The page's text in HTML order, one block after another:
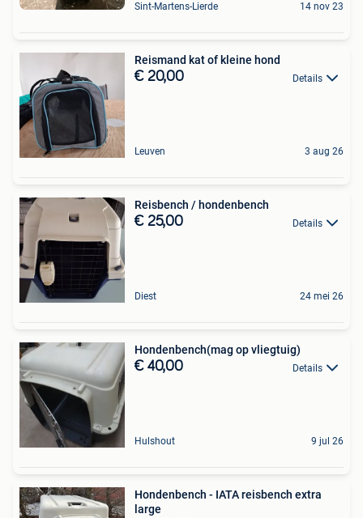
Sint-Martens-Lierde 14 nov 23
Reismand kat of kleine hond
€ 20,00 Details
Leuven 3 aug 26
Reisbench / hondenbench
€ 25,00 Details
Diest 24 mei 26
Hondenbench(mag op vliegtuig)
€ 40,00 Details
Hulshout 9 jul 26
Hondenbench - IATA reisbench extra
large